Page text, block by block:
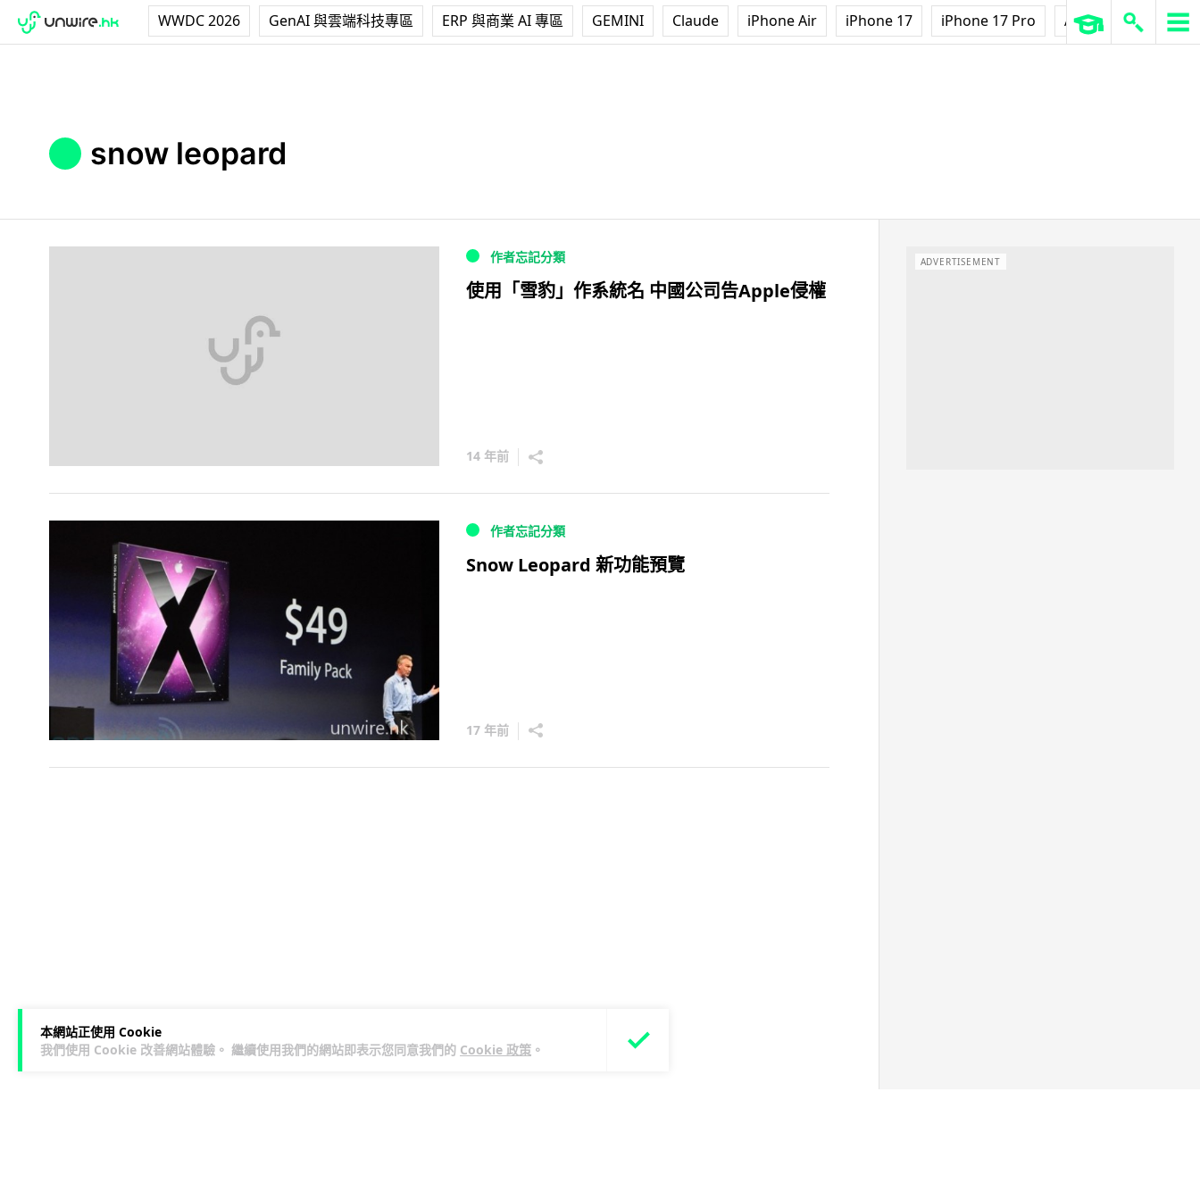
WWDC 2026 GenAI 與雲端科技專區 ERP 與商業 AI 專區 GEMINI Claude iPhone Air iPhone 17 iPhone 17 Pro AirPods Pro 3
本網站正使用 Cookie
我們使用 Cookie 改善網站體驗。 繼續使用我們的網站即表示您同意我們的 Cookie 政策 。
snow leopard
作者忘記分類
使用「雪豹」作系統名 中國公司告Apple侵權
14 年前
作者忘記分類
Snow Leopard 新功能預覽
17 年前
ADVERTISEMENT